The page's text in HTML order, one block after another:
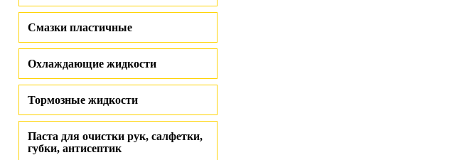
Смазки пластичные
Охлаждающие жидкости
Тормозные жидкости
Паста для очистки рук, салфетки,
губки, антисептик